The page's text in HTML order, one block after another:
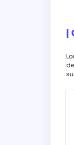
|